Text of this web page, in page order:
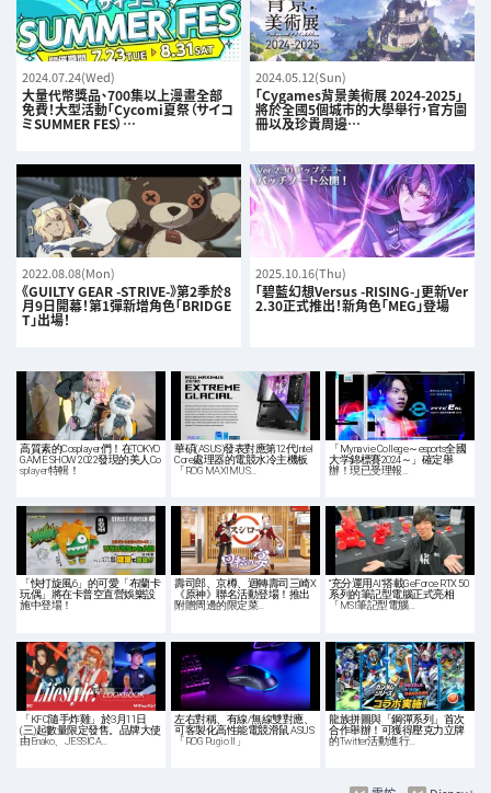
2024.07.24(Wed)
大量代幣獎品、700集以上漫畫全部
免費！大型活動「Cycomi夏祭（サイコ
ミSUMMER FES）…
2024.05.12(Sun)
「Cygames背景美術展 2024-2025」
將於全國5個城市的大學舉行，官方圖
冊以及珍貴周邊…
2022.08.08(Mon)
《GUILTY GEAR -STRIVE-》第2季於8
月9日開幕！第1彈新增角色「BRIDGE
T」出場！
2025.10.16(Thu)
「碧藍幻想Versus -RISING-」更新Ver
2.30正式推出！新角色「MEG」登場
高質素的Cosplayer們！在TOKYO
GAME SHOW 2022發現的美人Co
splayer特輯！
華碩(ASUS)發表對應第12代Intel
Core處理器的電競水冷主機板
「ROG MAXIMUS…
「Mynavie College～esports全國
大学錦標賽2024～」確定舉
辦！現已受理報…
「快打旋風6」的可愛「布蘭卡
玩偶」將在卡普空直營娛樂設
施中登場！
壽司郎、京樽、迴轉壽司三崎X
《原神》聯名活動登場！推出
附贈周邊的限定菜…
“充分運用AI”搭載GeForce RTX 50
系列的筆記型電腦正式亮相
「MSI筆記型電腦…
「KFC隨手炸雞」於3月11日
(三)起數量限定發售。品牌大使
由Enako、JESSICA…
左右對稱、有線/無線雙對應、
可客製化高性能電競滑鼠 ASUS
「ROG Pugio II」
龍族拼圖與「鋼彈系列」首次
合作舉辦！可獲得壓克力立牌
的Twitter活動進行…